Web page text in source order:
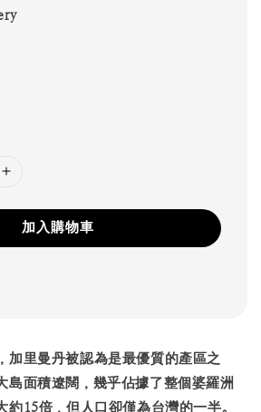
加入購物車
加里曼丹被認為是最優質的產區之
島面積遼闊，幾乎佔據了整個婆羅洲
約15倍，但人口卻僅為台灣的一半。